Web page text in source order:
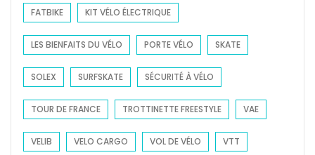
FATBIKE KIT VÉLO ÉLECTRIQUE
LES BIENFAITS DU VÉLO PORTE VÉLO SKATE
SOLEX SURFSKATE SÉCURITÉ À VÉLO
TOUR DE FRANCE TROTTINETTE FREESTYLE VAE
VELIB VELO CARGO VOL DE VÉLO VTT